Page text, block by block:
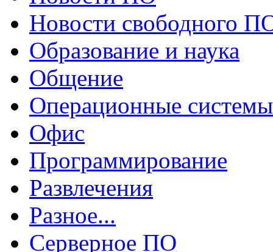
Новости свободного
Образование и наука
Общение
Операционные системы
Офис
Программирование
Развлечения
Разное...
Серверное ПО